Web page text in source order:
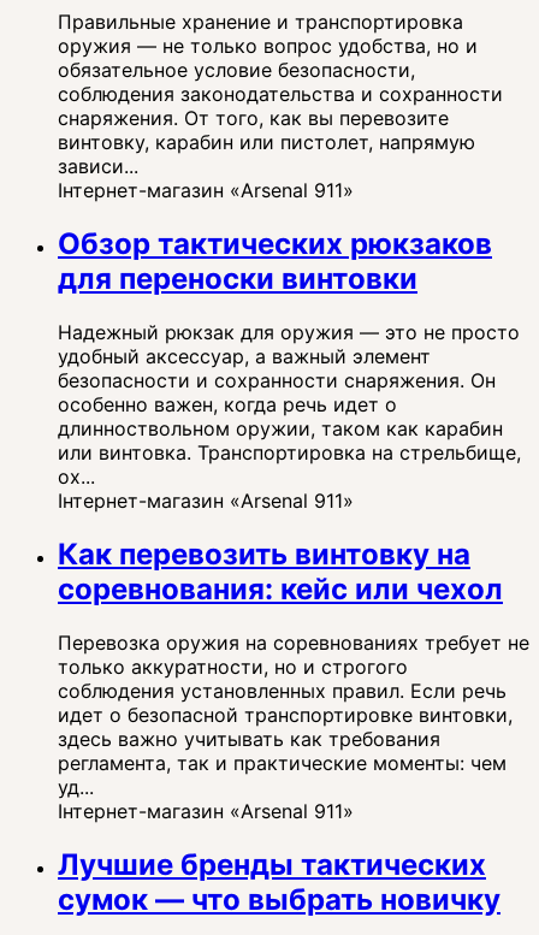
Правильные хранение и транспортировка
оружия — не только вопрос удобства, но и
обязательное условие безопасности,
соблюдения законодательства и сохранности
снаряжения. От того, как вы перевозите
винтовку, карабин или пистолет, напрямую
зависи...
Інтернет-магазин «Arsenal 911»
Обзор тактических рюкзаков
для переноски винтовки
Надежный рюкзак для оружия — это не просто
удобный аксессуар, а важный элемент
безопасности и сохранности снаряжения. Он
особенно важен, когда речь идет о
длинноствольном оружии, таком как карабин
или винтовка. Транспортировка на стрельбище,
ох...
Інтернет-магазин «Arsenal 911»
Как перевозить винтовку на
соревнования: кейс или чехол
Перевозка оружия на соревнованиях требует не
только аккуратности, но и строгого
соблюдения установленных правил. Если речь
идет о безопасной транспортировке винтовки,
здесь важно учитывать как требования
регламента, так и практические моменты: чем
уд...
Інтернет-магазин «Arsenal 911»
Лучшие бренды тактических
сумок — что выбрать новичку